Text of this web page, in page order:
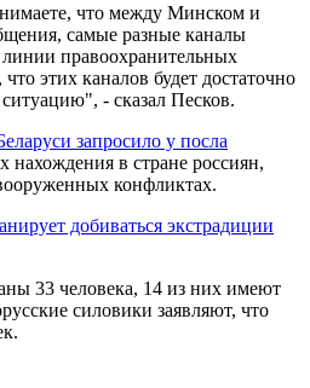
что между Минском и
самые разные каналы
правоохранительных
этих каналов будет достаточно
- сказал Песков.
запросило у посла
нахождения в стране россиян,
конфликтах.
добиваться экстрадиции
33 человека, 14 из них имеют
силовики заявляют, что